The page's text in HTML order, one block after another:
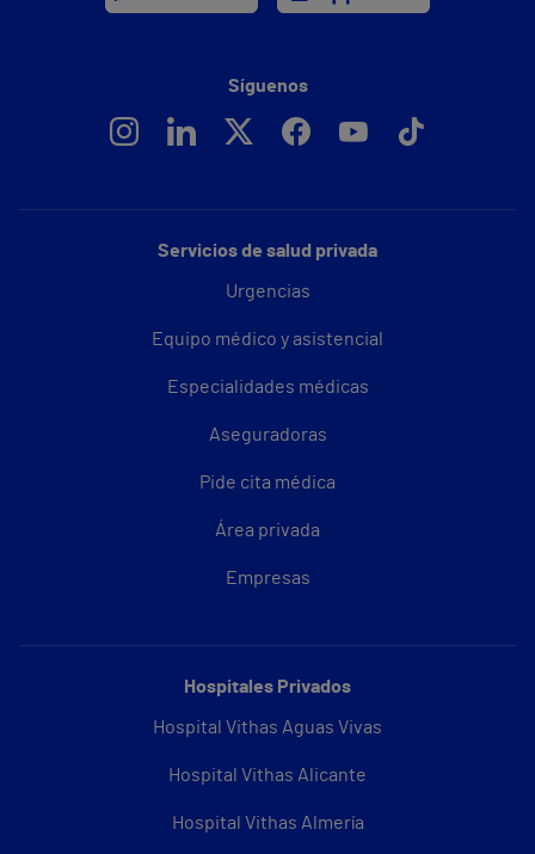
Servicios de salud privada
Urgencias
Equipo médico y asistencial
Especialidades médicas
Aseguradoras
Pide cita médica
Área privada
Empresas
Hospitales Privados
Hospital Vithas Aguas Vivas
Hospital Vithas Alicante
Hospital Vithas Almería
Síguenos